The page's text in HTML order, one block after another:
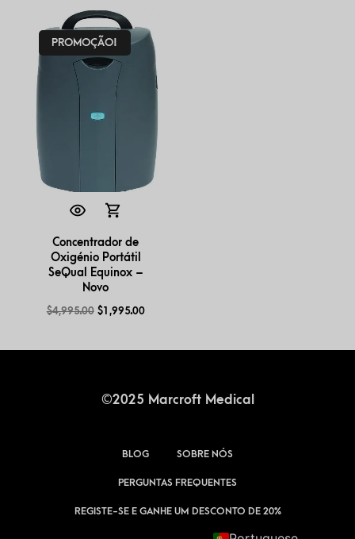
PROMOÇÃO!
Concentrador de
Oxigénio Portátil
SeQual Equinox –
Novo
$4,995.00 $1,995.00
©2025 Marcroft Medical
BLOG SOBRE NÓS
PERGUNTAS FREQUENTES
REGISTE-SE E GANHE UM DESCONTO DE 20%